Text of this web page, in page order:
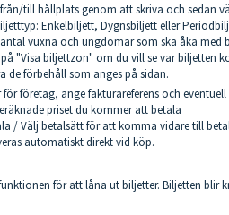
till hållplats genom att skriva och sedan
Enkelbiljett, Dygnsbiljett eller
vuxna och ungdomar som ska åka med
på "Visa biljettzon" om du vill se var biljetten
de förbehåll som anges på sidan.
företag, ange fakturareferens och
priset du kommer att betala
/ Välj betalsätt för att komma vidare till
automatiskt direkt vid köp.
för att låna ut biljetter. Biljetten blir